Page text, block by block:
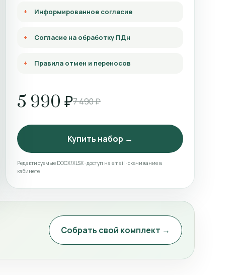
Информированное согласие
Согласие на обработку ПДн
Правила отмен и переносов
5 990 ₽7 490 ₽
Купить набор →
Редактируемые DOCX/XLSX · доступ на email · скачивание в
кабинете
Собрать свой комплект →